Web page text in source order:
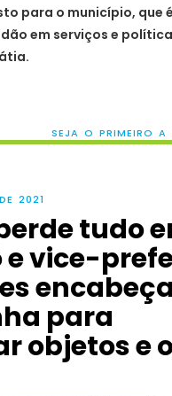
para o município, que é
em serviços e
SEJA O PRIMEIRO A
2021
tudo
e vice-
encabeça
para
objetos e